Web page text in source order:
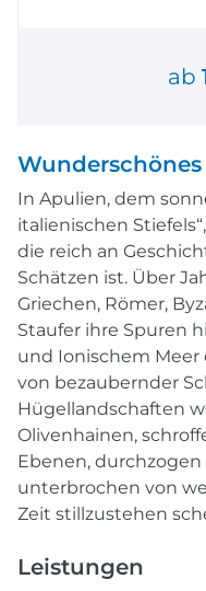
ab
In Apulien, dem
italienischen
die reich an
Schätzen ist. Über
Griechen, Römer,
Staufer ihre Spuren
und Ionischem
von bezaubernder
Hügellandschaften
Olivenhainen,
Ebenen,
unterbrochen von
Zeit stillzustehen
Leistungen